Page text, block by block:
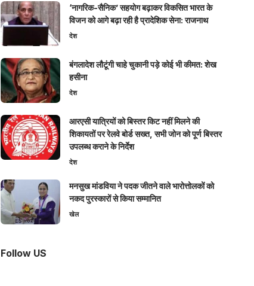
‘नागरिक-सैनिक’ सहयोग बढ़ाकर विकसित भारत के
विजन को आगे बढ़ा रही है प्रादेशिक सेना: राजनाथ
देश
बंगलादेश लौटूंगी चाहे चुकानी पड़े कोई भी कीमत: शेख
हसीना
देश
आरएसी यात्रियों को बिस्तर किट नहीं मिलने की
शिकायतों पर रेलवे बोर्ड सख्त, सभी जोन को पूर्ण बिस्तर
उपलब्ध कराने के निर्देश
देश
मनसुख मांडविया ने पदक जीतने वाले भारोत्तोलकों को
नकद पुरस्कारों से किया सम्मानित
खेल
Follow US